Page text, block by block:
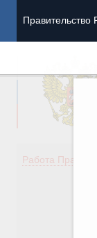
Правительство
Работа